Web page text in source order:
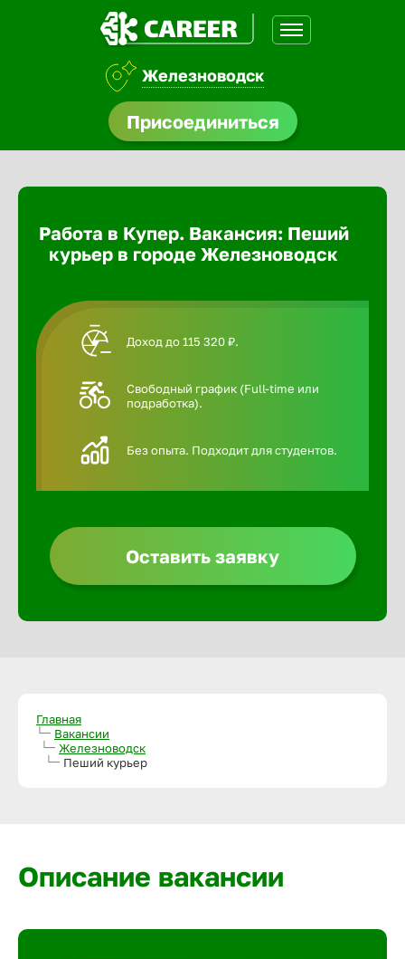
Железноводск
Присоединиться
Абакан
Анадырь
Работа в Купер. Вакансия: Пеший
курьер в городе Железноводск
Доход до 115 320 ₽.
Свободный график (Full-time или
подработка).
Без опыта. Подходит для студентов.
Оставить заявку
Главная
Вакансии
Железноводск
Пеший курьер
Описание вакансии